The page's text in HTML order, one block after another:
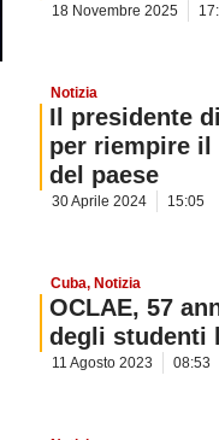
18 Novembre 2025
Notizia
Il presidente
per riempire il
del paese
30 Aprile 2024 15:05
Cuba, Notizia
OCLAE, 57
degli studenti
11 Agosto 2023 08:53